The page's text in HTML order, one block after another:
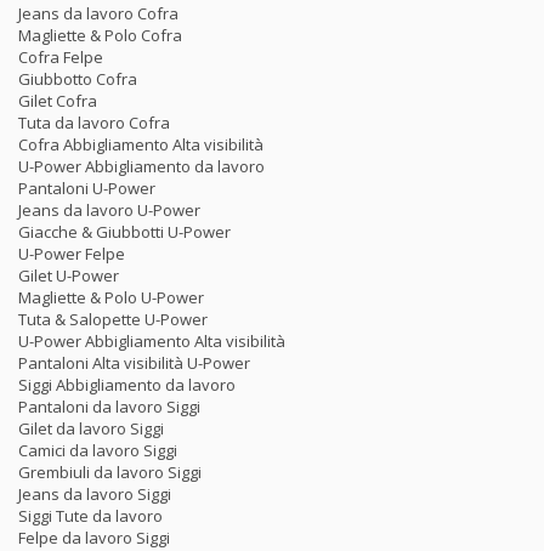
Jeans da lavoro Cofra
Magliette & Polo Cofra
Cofra Felpe
Giubbotto Cofra
Gilet Cofra
Tuta da lavoro Cofra
Cofra Abbigliamento Alta visibilità
U-Power Abbigliamento da lavoro
Pantaloni U-Power
Jeans da lavoro U-Power
Giacche & Giubbotti U-Power
U-Power Felpe
Gilet U-Power
Magliette & Polo U-Power
Tuta & Salopette U-Power
U-Power Abbigliamento Alta visibilità
Pantaloni Alta visibilità U-Power
Siggi Abbigliamento da lavoro
Pantaloni da lavoro Siggi
Gilet da lavoro Siggi
Camici da lavoro Siggi
Grembiuli da lavoro Siggi
Jeans da lavoro Siggi
Siggi Tute da lavoro
Felpe da lavoro Siggi